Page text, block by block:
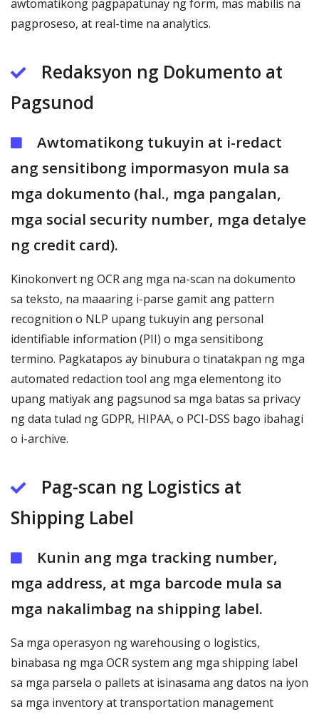
awtomatikong pagpapatunay ng form, mas mabilis na
pagproseso, at real-time na analytics.
Redaksyon ng Dokumento at
Pagsunod
Awtomatikong tukuyin at i-redact
ang sensitibong impormasyon mula sa
mga dokumento (hal., mga pangalan,
mga social security number, mga detalye
ng credit card).
Kinokonvert ng OCR ang mga na-scan na dokumento
sa teksto, na maaaring i-parse gamit ang pattern
recognition o NLP upang tukuyin ang personal
identifiable information (PII) o mga sensitibong
termino. Pagkatapos ay binubura o tinatakpan ng mga
automated redaction tool ang mga elementong ito
upang matiyak ang pagsunod sa mga batas sa privacy
ng data tulad ng GDPR, HIPAA, o PCI-DSS bago ibahagi
o i-archive.
Pag-scan ng Logistics at
Shipping Label
Kunin ang mga tracking number,
mga address, at mga barcode mula sa
mga nakalimbag na shipping label.
Sa mga operasyon ng warehousing o logistics,
binabasa ng mga OCR system ang mga shipping label
sa mga parsela o pallets at isinasama ang datos na iyon
sa mga inventory at transportation management